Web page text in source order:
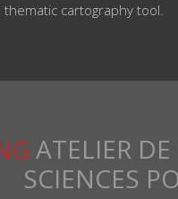
cartography tool.
ATELIER
SCIENCES PO